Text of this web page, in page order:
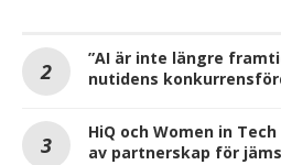
”AI är inte längre
nutidens
HiQ och Women in
av partnerskap för